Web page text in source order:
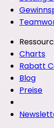
Charts
Rabatt
Blog
Preise